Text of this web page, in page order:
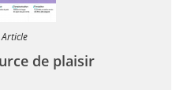
Article
de plaisir